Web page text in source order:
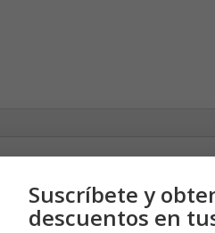
Suscríbete y
descuentos en